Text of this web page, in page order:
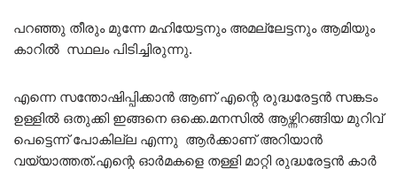
പറഞ്ഞു തീരും മുന്നേ മഹിയേട്ടനും അമല്ലേട്ടനും ആമിയും
കാറിൽ സ്ഥലം പിടിച്ചിരുന്നു.
എന്നെ സന്തോഷിപ്പിക്കാൻ ആണ് എന്റെ രുദ്ധരേട്ടൻ സങ്കടം
ഉള്ളിൽ ഒതുക്കി ഇങ്ങനെ ഒക്കെ.മനസിൽ ആഴ്ന്നിറങ്ങിയ മുറിവ്
പെട്ടെന്ന് പോകില്ല എന്നു ആർക്കാണ് അറിയാൻ
വയ്യാത്തത്.എന്റെ ഓർമകളെ തള്ളി മാറ്റി രുദ്ധരേട്ടൻ കാർ